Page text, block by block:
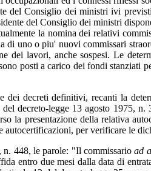
del Consiglio dei ministri ivi
del Consiglio dei ministri
la nomina dei relativi
uno o piu' nuovi commissari
dei lavori, anche sospesi. Le
posti a carico dei fondi
dei decreti definitivi, recanti la
decreto-legge 13 agosto 1975,
la presentazione della relativa
per verificare le
n. 448, le parole: "Il commissarioad
entro due mesi dalla data di